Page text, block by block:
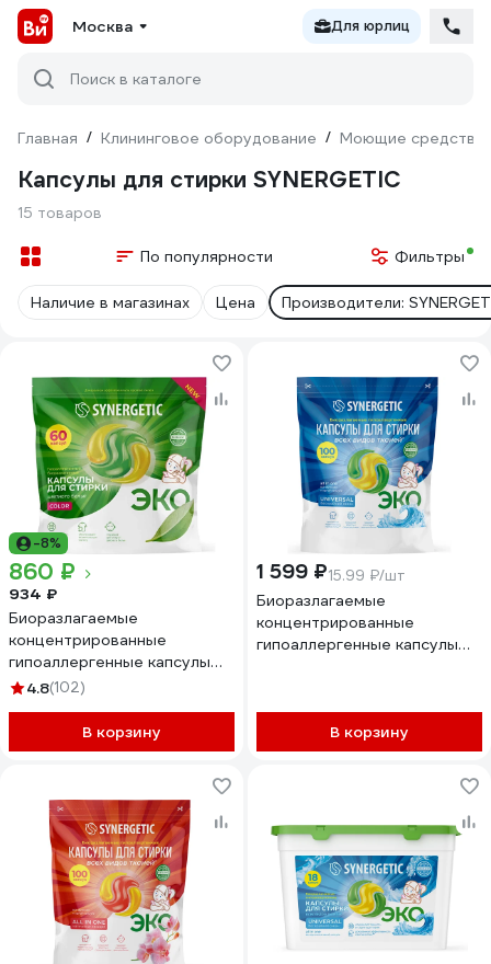
Москва Для юрлиц
Поиск в каталоге
Главная / Клининговое оборудование / Моющие средства
Капсулы для стирки SYNERGETIC
15 товаров
По популярности Фильтры
Наличие в магазинах Цена Производители:
-8%
860 ₽
934 ₽
Биоразлагаемые
концентрированные
гипоаллергенные капсулы
для стирки SYNERGETIC
4.8(102)
В корзину
1 599 ₽15.99 ₽/шт
Биоразлагаемые
концентрированные
гипоаллергенные капсулы
океан, 100 шт. 109853
В корзину